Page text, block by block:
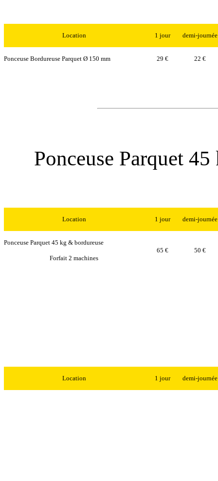
Location 1 jour demi-journée
Ponceuse Bordureuse Parquet Ø 150 mm 29 € 22 €
Ponceuse Parquet
Location 1 jour demi-journée
Ponceuse Parquet 45 kg & bordureuse
Forfait 2 machines
65 € 50 €
Location 1 jour demi-journée